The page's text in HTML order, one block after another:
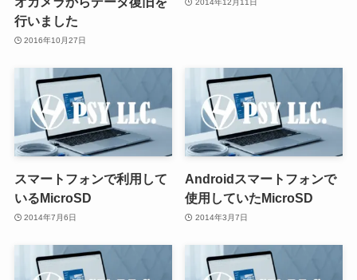
行いました
2016年10月27日
2014年12月11日
スマートフォンで利用して
いるMicroSD
2014年7月6日
Androidスマートフォンで
使用していたMicroSD
2014年3月7日